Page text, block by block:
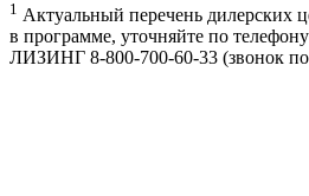
1 Актуальный перечень дилерских
в программе, уточняйте по
ЛИЗИНГ 8-800-700-60-33 (звонок